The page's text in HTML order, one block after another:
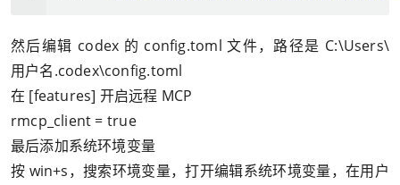
然后编辑 codex 的 config.toml 文件，路径是 C:\Users\
用户名.codex\config.toml
在 [features] 开启远程 MCP
rmcp_client = true
最后添加系统环境变量
按 win+s，搜索环境变量，打开编辑系统环境变量，在用户